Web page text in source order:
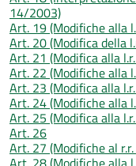
14/2003)
Art. 19 (Modifiche alla
Art. 20 (Modifica della
Art. 21 (Modifica alla
Art. 22 (Modifiche alla
Art. 23 (Modifica alla
Art. 24 (Modifiche alla
Art. 25 (Modifica alla
Art. 26
Art. 27 (Modifiche al